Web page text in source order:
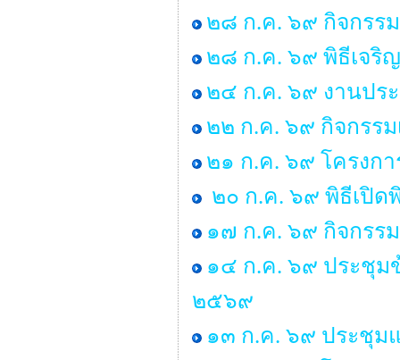
๒๘ ก.ค. ๖๙ กิจกรร
๒๘ ก.ค. ๖๙ พิธีเจริ
๒๔ ก.ค. ๖๙ งานปร
๒๒ ก.ค. ๖๙ กิจกรร
๒๑ ก.ค. ๖๙ โครงก
๒๐ ก.ค. ๖๙ พิธีเปิ
๑๗ ก.ค. ๖๙ กิจกรร
๑๔ ก.ค. ๖๙ ประชุม
๒๕๖๙
๑๓ ก.ค. ๖๙ ประชุม